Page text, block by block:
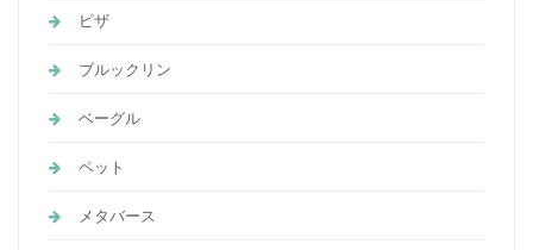
ピザ
ブルックリン
ベーグル
ペット
メタバース